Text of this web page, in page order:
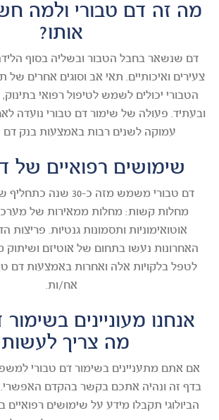
מה זה דם טבורי ולמה
אותו?
דם שנשאר בחבל הטבור ובשליה בסוף
צעירים ואיכותיים. תאי אב וסוגים אחרים של
הטבורי יכולים לשמש לטיפול רפואי בתינוק,
ובעתיד. פעולה של שימור דם טבורי נועדה
עמוקה לשנים רבות באמצעות בנק דם
שימושים רפואיים של
מחלות קשות: מחלות ממאירות של
אוטואימוניות ותסמונות גנטיות. פריצות
האחרונות נעשו בתחום של אוטיזם ושיתוק
לטפל בלקויות אלה ואחרות באמצעות דם
אח/ות.
אנחנו מעוניינים
מה צריך
אם אתם מתעניינים בשימור דם טבורי
בדף זה ונהיה אתכם בקשר בהקדם
הביולוגי תקבלו מידע על שימושים רפואיים